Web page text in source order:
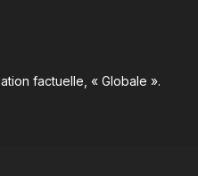
factuelle, « Globale ».